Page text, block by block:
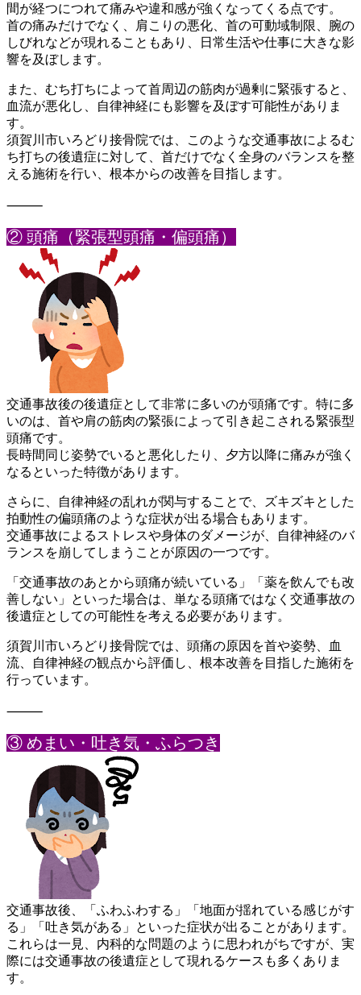
間が経つにつれて痛みや違和感が強くなってくる点です。
首の痛みだけでなく、肩こりの悪化、首の可動域制限、腕の
しびれなどが現れることもあり、日常生活や仕事に大きな影
響を及ぼしま す。
また、むち打ちによって首周辺の筋肉が過剰に緊張すると、
血流が悪化し、自律神経にも影響を及ぼす可能性がありま
す。
須賀川市いろどり接骨院では、このような交通事故によるむ
ち打ちの後遺症に対して、首だけでなく全身のバランスを整
える施術を行い、根本からの改善を目指します。
⸻
② 頭痛（緊張型頭痛・偏頭痛）
交通事故後の後遺症として非常に多いのが頭痛です。特に多
いのは 、首や肩の筋肉の緊張によって引き起こされる緊張型
頭痛です。
長時間同じ姿勢でいると悪化したり、夕方以降に痛みが強く
なると いった特徴があります。
さらに、自律神経の乱れが関与することで、ズキズキとした
拍動性の偏頭痛のような症状が出る場合もあります。
交通事故によるストレスや身体のダメージが、自律神経のバ
ランス を崩してしまうことが原因の一つです。
「交通事故のあとから頭痛が続いている」「薬を飲んでも改
善しない」といった場合は、単なる頭痛ではなく交通事故の
後遺症としての可能性を考える必要があります。
須賀川市いろどり接骨院では、頭痛の原因を首や姿勢、血
流、自律神経の観点から評価し、根本改善を目指した施術を
行っています。
⸻
③ めまい・吐き気・ふらつき
交通事故後、「ふわふわする」「地面が揺れている感じがす
る」「 吐き気がある」といった症状が出ることがあります。
これらは一見、内科的な問題のように思われがちですが、実
際には交通事故の後遺症として現れるケースも多くありま
す。